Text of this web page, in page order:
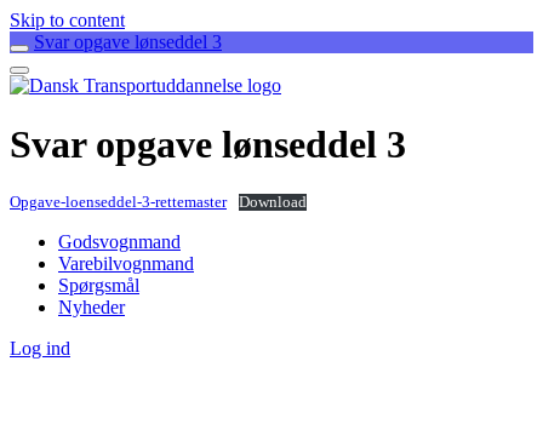
Skip to content
Svar opgave lønseddel 3
Svar opgave lønseddel 3
Opgave-loenseddel-3-rettemaster Download
Godsvognmand
Varebilvognmand
Spørgsmål
Nyheder
Log ind